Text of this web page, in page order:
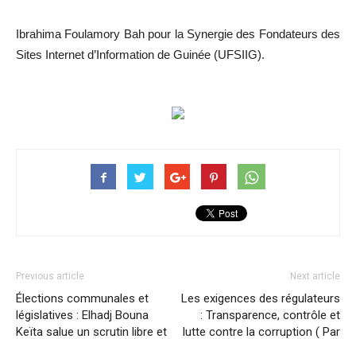
Ibrahima Foulamory Bah pour la Synergie des Fondateurs des
Sites Internet d’Information de Guinée (UFSIIG).
Previous article
Élections communales et
législatives : Elhadj Bouna
Keïta salue un scrutin libre et
Next article
Les exigences des régulateurs
: Transparence, contrôle et
lutte contre la corruption ( Par